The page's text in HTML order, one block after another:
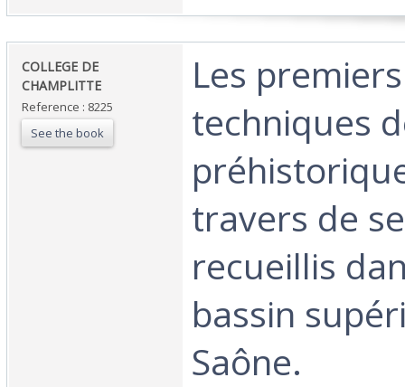
‎COLLEGE DE
CHAMPLITTE‎
Reference : 8225
See the book
‎Les
techniques
travers de
recueillis
bassin
Saône. ‎